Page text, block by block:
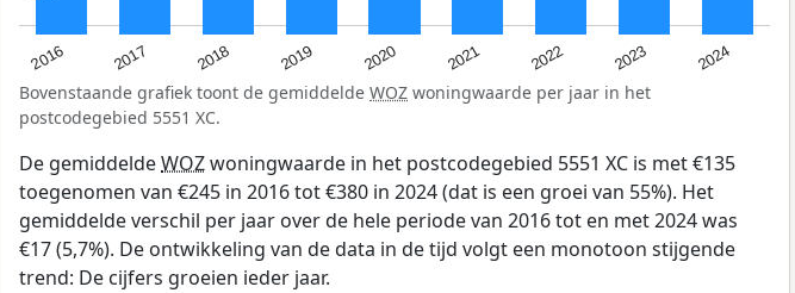
2016 2017 2018 2019 2020 2021 2022 2023 2024
Bovenstaande grafiek toont de gemiddelde WOZ woningwaarde per jaar in het
postcodegebied 5551 XC.
De gemiddeldeWOZwoningwaarde in het postcodegebied 5551 XC is met €135
toegenomen van €245 in 2016 tot €380 in 2024 (dat is een groei van 55%). Het
gemiddelde verschil per jaar over de hele periode van 2016 tot en met 2024 was
€17 (5,7%). De ontwikkeling van de data in de tijd volgt een monotoon stijgende
trend: De cijfers groeien ieder jaar.